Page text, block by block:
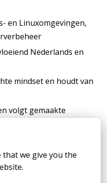
that we give you the
en Linuxomgevingen,
Nederlands en
mindset en houdt van
volgt gemaakte
onder druk en blijft